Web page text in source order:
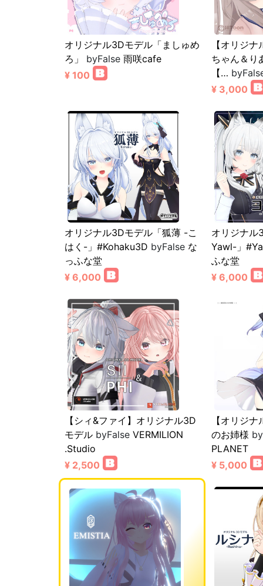
オリジナル3Dモデル「ましゅめ
ろ」
byFalse 雨咲cafe
¥ 100
【オリジ
ちゃん＆り
【…
¥ 3,000
オリジナル3Dモデル「狐薄 -こ
はく-」#Kohaku3D byFalse な
っふな堂
¥ 6,000
オリジナル
Yawl-」
ふな堂
¥ 6,000
【シィ&ファイ】オリジナル3D
モデル byFalse VERMILION
.Studio
¥ 2,500
【オリジ
のお姉様
PLANET
¥ 5,000